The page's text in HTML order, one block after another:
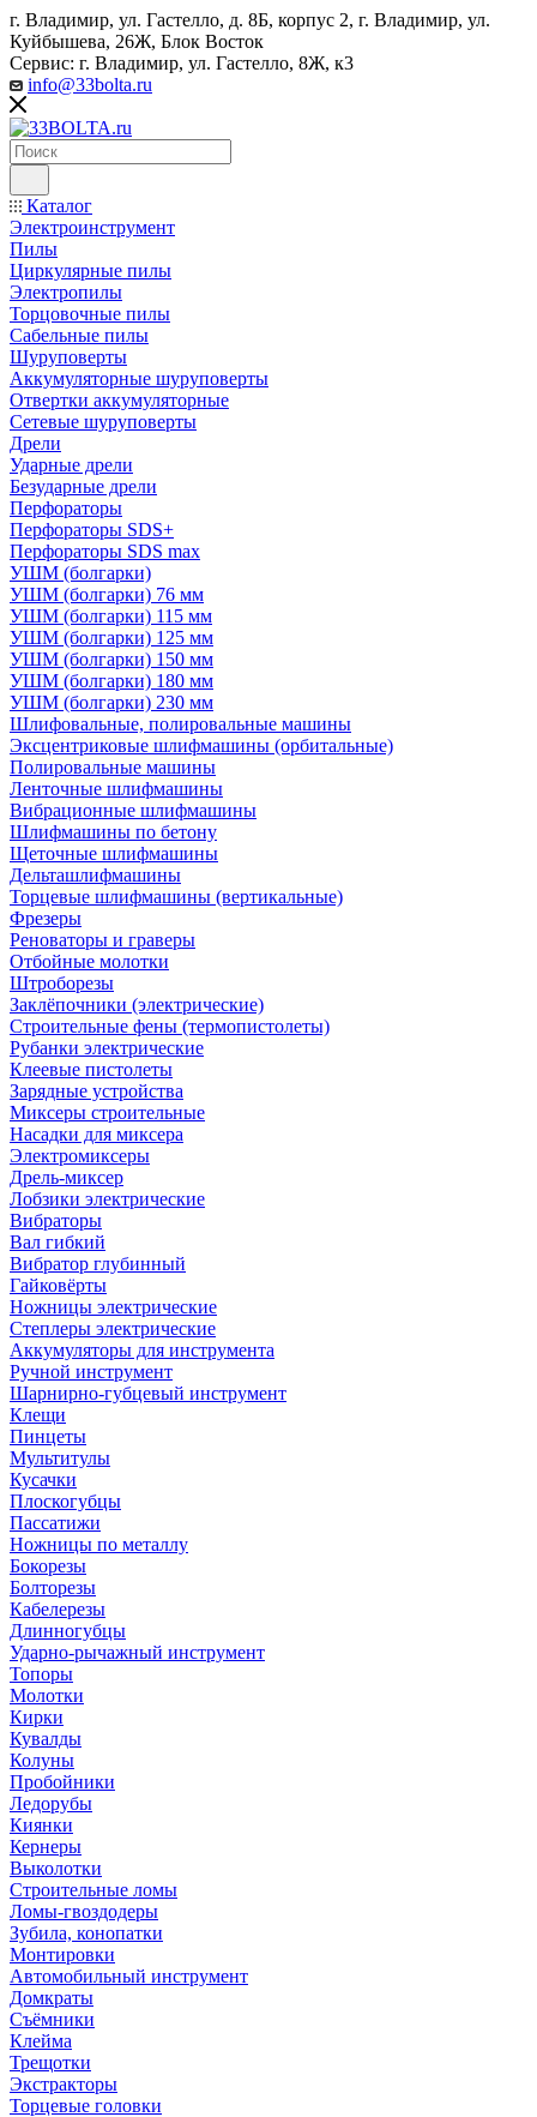
г. Владимир, ул. Гастелло, д. 8Б, корпус 2, г. Владимир, ул. ​
Куйбышева, 26Ж, Блок Восток
Сервис: г. Владимир, ул. Гастелло, 8Ж, к3
info@33bolta.ru
Каталог
Электроинструмент
Пилы
Циркулярные пилы
Электропилы
Торцовочные пилы
Сабельные пилы
Шуруповерты
Аккумуляторные шуруповерты
Отвертки аккумуляторные
Сетевые шуруповерты
Дрели
Ударные дрели
Безударные дрели
Перфораторы
Перфораторы SDS+
Перфораторы SDS max
УШМ (болгарки)
УШМ (болгарки) 76 мм
УШМ (болгарки) 115 мм
УШМ (болгарки) 125 мм
УШМ (болгарки) 150 мм
УШМ (болгарки) 180 мм
УШМ (болгарки) 230 мм
Шлифовальные, полировальные машины
Эксцентриковые шлифмашины (орбитальные)
Полировальные машины
Ленточные шлифмашины
Вибрационные шлифмашины
Шлифмашины по бетону
Щеточные шлифмашины
Дельташлифмашины
Торцевые шлифмашины (вертикальные)
Фрезеры
Реноваторы и граверы
Отбойные молотки
Штроборезы
Заклёпочники (электрические)
Строительные фены (термопистолеты)
Рубанки электрические
Клеевые пистолеты
Зарядные устройства
Миксеры строительные
Насадки для миксера
Электромиксеры
Дрель-миксер
Лобзики электрические
Вибраторы
Вал гибкий
Вибратор глубинный
Гайковёрты
Ножницы электрические
Степлеры электрические
Аккумуляторы для инструмента
Ручной инструмент
Шарнирно-губцевый инструмент
Клещи
Пинцеты
Мультитулы
Кусачки
Плоскогубцы
Пассатижи
Ножницы по металлу
Бокорезы
Болторезы
Кабелерезы
Длинногубцы
Ударно-рычажный инструмент
Топоры
Молотки
Кирки
Кувалды
Колуны
Пробойники
Ледорубы
Киянки
Кернеры
Выколотки
Строительные ломы
Ломы-гвоздодеры
Зубила, конопатки
Монтировки
Автомобильный инструмент
Домкраты
Съёмники
Клейма
Трещотки
Экстракторы
Торцевые головки